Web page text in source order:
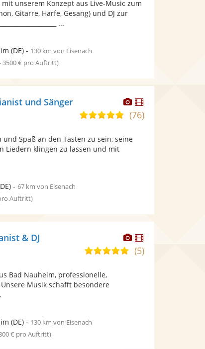
bereit.
5
Sternen
unserem Konzept aus Live-Music zum
Gitarre, Harfe, Gesang) und DJ zur
...
(DE)- 130 km von Eisenach
3500 € pro Auftritt)
Dieser
Künstler
stellt
Dieser
Künstler
und Sänger
5,0
5
(76)
Spaß an den Tasten zu sein, seine
Liedern klingen zu lassen und mit
- 67 km von Eisenach
Auftritt)
Dieser
Künstler
stellt
Dieser
Künstler
& DJ
5,0(5)
Bad Nauheim, professionelle,
Musik schafft besondere
(DE)- 130 km von Eisenach
€ pro Auftritt)